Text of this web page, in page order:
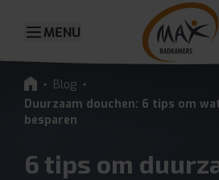
MENU
Blog
Duurzaam douchen: 6 tips om
besparen
6 tips om